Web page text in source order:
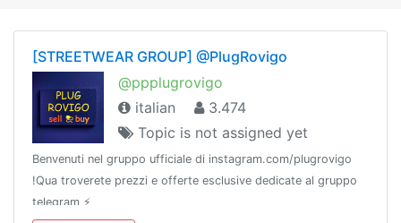
[STREETWEAR GROUP] @PlugRovigo
@ppplugrovigo
italian
3.474
Topic is not assigned yet
Benvenuti nel gruppo ufficiale di instagram.com/plugrovigo
!Qua troverete prezzi e offerte esclusive dedicate al gruppo
telegram ⚡️